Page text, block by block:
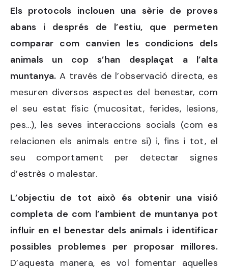
Els protocols inclouen una sèrie de proves
abans i després de l’estiu, que permeten
comparar com canvien les condicions dels
animals un cop s’han desplaçat a l’alta
muntanya. A través de l’observació directa, es
mesuren diversos aspectes del benestar, com
el seu estat físic (mucositat, ferides, lesions,
pes…), les seves interaccions socials (com es
relacionen els animals entre si) i, fins i tot, el
seu comportament per detectar signes
d’estrès o malestar.
L’objectiu de tot això és obtenir una visió
completa de com l’ambient de muntanya pot
influir en el benestar dels animals i identificar
possibles problemes per proposar millores.
D’aquesta manera, es vol fomentar aquelles